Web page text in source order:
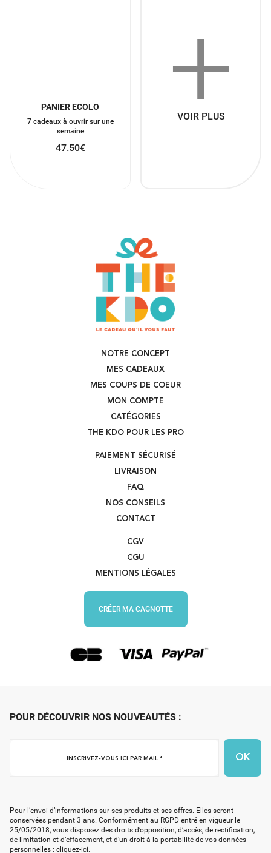
PANIER ECOLO
7 cadeaux à ouvrir sur une
semaine
47.50€
+
VOIR PLUS
NOTRE CONCEPT
MES CADEAUX
MES COUPS DE COEUR
MON COMPTE
CATÉGORIES
THE KDO POUR LES PRO
PAIEMENT SÉCURISÉ
LIVRAISON
FAQ
NOS CONSEILS
CONTACT
CGV
CGU
MENTIONS LÉGALES
CRÉER MA CAGNOTTE
POUR DÉCOUVRIR NOS NOUVEAUTÉS :
*
Pour l’envoi d’informations sur ses produits et ses offres. Elles seront
conservées pendant 3 ans. Conformément au RGPD entré en vigueur le
25/05/2018, vous disposez des droits d’opposition, d’accès, de rectification,
de limitation et d’effacement, et d’un droit à la portabilité de vos données
personnelles : cliquez-ici.